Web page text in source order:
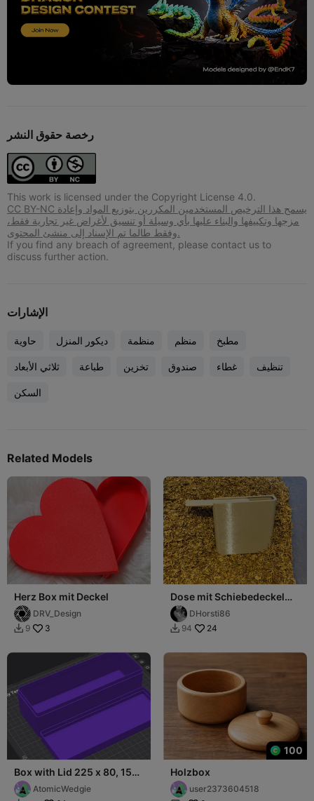
رخصة حقوق النشر
This work is licensed under the Copyright License 4.0.
CC BY-NC يسمح هذا الترخيص المستخدمين المكررين بتوزيع المواد وإعادة
مزجها وتكييفها والبناء عليها بأي وسيلة أو تنسيق لأغراض غير تجارية فقط،
وفقط طالما تم الإسناد إلى منشئ المحتوى.
If you find any breach of agreement, please contact us to
discuss further action.
الإشارات
حاوية ديكور المنزل منظمة منظم مطبخ
ثلاثي الأبعاد طباعة تخزين صندوق غطاء تنظيف
السكن
Related Models
Herz Box mit Deckel
DRV_Design
 9 3
Dose mit Schiebedeckel
Skalierbare
DHorsti86
 94 24
Box with Lid 225 x 80, 150
x 80, 100 x 100 and 50 x
50mmAtomicWedgie
100
Holzbox
user2373604518